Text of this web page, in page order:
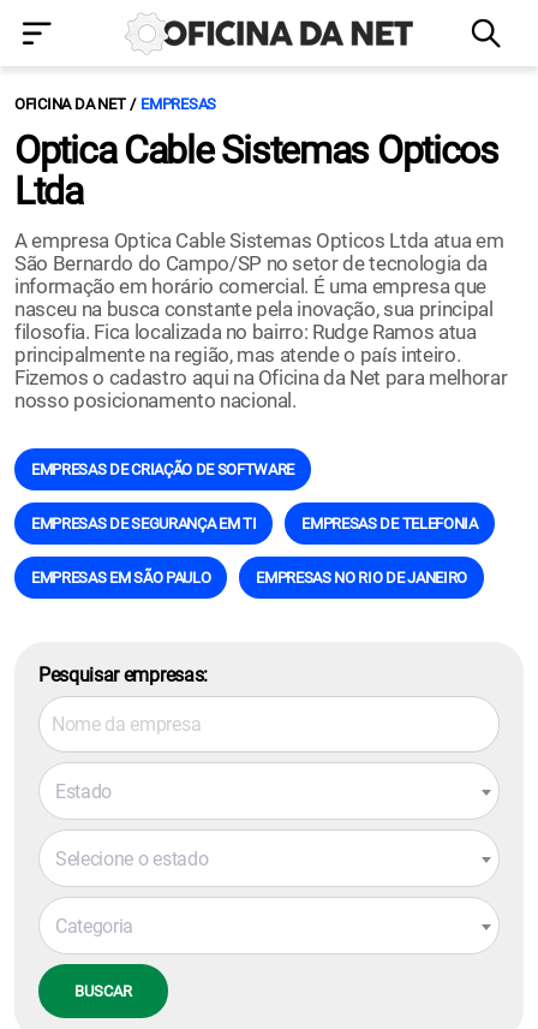
OFICINA DA NET EMPRESAS
Optica Cable Sistemas Opticos
Ltda
A empresa Optica Cable Sistemas Opticos Ltda atua em
São Bernardo do Campo/SP no setor de tecnologia da
informação em horário comercial. É uma empresa que
nasceu na busca constante pela inovação, sua principal
filosofia. Fica localizada no bairro: Rudge Ramos atua
principalmente na região, mas atende o país inteiro.
Fizemos o cadastro aqui na Oficina da Net para melhorar
nosso posicionamento nacional.
EMPRESAS DE CRIAÇÃO DE SOFTWARE
EMPRESAS DE SEGURANÇA EM TI EMPRESAS DE TELEFONIA
EMPRESAS EM SÃO PAULO EMPRESAS NO RIO DE JANEIRO
Pesquisar empresas:
Estado
Selecione o estado
Categoria
BUSCAR